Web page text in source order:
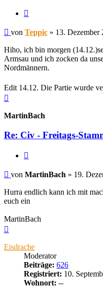
Beitrag
von Teppic » 13. Dezember
Hiho, ich bin morgen
Armsau und ich zocken da
Nordmännern.
Edit 14.12. Die Partie wurde
MartinBach
Re: Civ - Freitags-
Beitrag
von MartinBach » 19.
Hurra endlich kann ich mit
euch ein
MartinBach
Eisdrache
Moderator
Beiträge: 626
Registriert: 10.
Wohnort: --